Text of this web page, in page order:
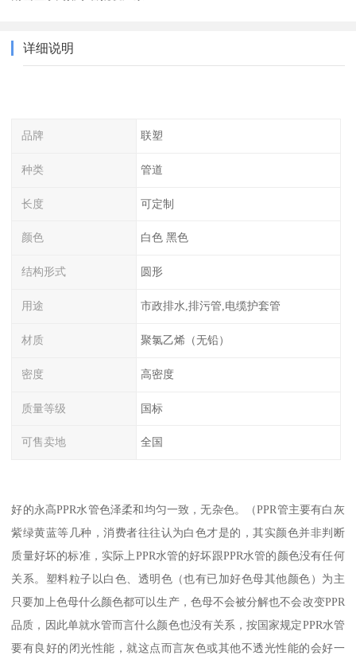
详细说明
品牌 联塑
种类 管道
长度 可定制
颜色 白色 黑色
结构形式 圆形
用途 市政排水,排污管,电缆护套管
材质 聚氯乙烯（无铅）
密度 高密度
质量等级 国标
可售卖地 全国
好的永高PPR水管色泽柔和均匀一致，无杂色。（PPR管主要有白灰
紫绿黄蓝等几种，消费者往往认为白色才是的，其实颜色并非判断
质量好坏的标准，实际上PPR水管的好坏跟PPR水管的颜色没有任何
关系。塑料粒子以白色、透明色（也有已加好色母其他颜色）为主
只要加上色母什么颜色都可以生产，色母不会被分解也不会改变PPR
品质，因此单就水管而言什么颜色也没有关系，按国家规定PPR水管
要有良好的闭光性能，就这点而言灰色或其他不透光性能的会好一